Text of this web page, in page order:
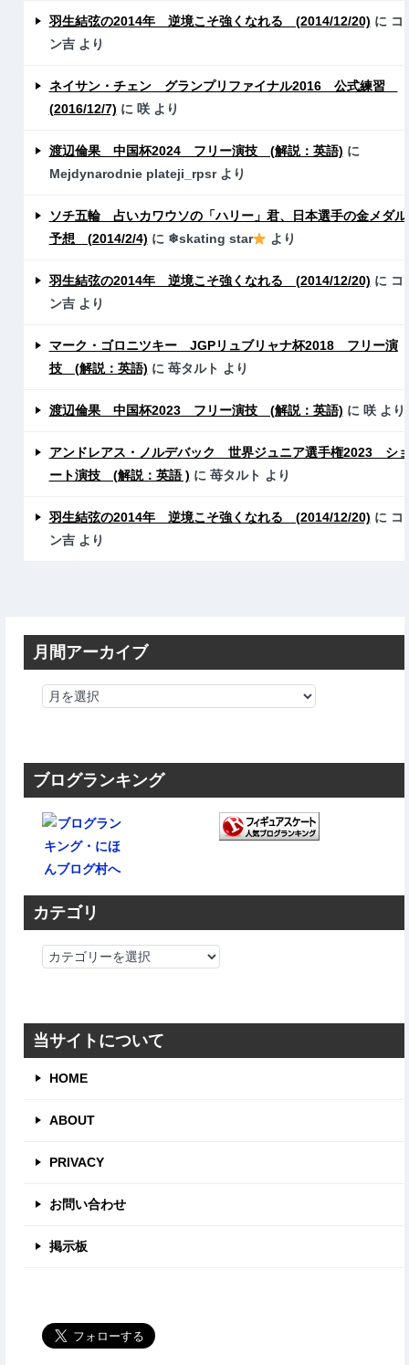
羽生結弦の2014年 逆境こそ強くなれる (2014/12/20) に コ
ン吉より
ネイサン・チェン グランプリファイナル2016 公式練習
(2016/12/7) に 咲より
渡辺倫果 中国杯2024 フリー演技 (解説：英語) に
Mejdynarodnie plateji_rpsrより
ソチ五輪 占いカワウソの「ハリー」君、日本選手の金メダル
予想 (2014/2/4) に ❄skating star より
羽生結弦の2014年 逆境こそ強くなれる (2014/12/20) に コ
ン吉より
マーク・ゴロニツキー JGPリュブリャナ杯2018 フリー演
技 (解説：英語) に 苺タルト より
渡辺倫果 中国杯2023 フリー演技 (解説：英語) に 咲より
アンドレアス・ノルデバック 世界ジュニア選手権2023 シ
ート演技 (解説：英語 ) に 苺タルト より
羽生結弦の2014年 逆境こそ強くなれる (2014/12/20) に コ
ン吉より
月間アーカイブ
ブログランキング
カテゴリ
カ
リ
当サイトについて
HOME
ABOUT
PRIVACY
お問い合わせ
掲示板